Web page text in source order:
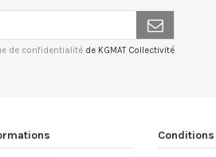
de confidentialité de KGMAT Collectivité
Conditions